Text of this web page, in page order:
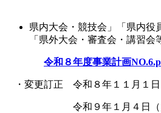
県内大会・競技会」「県内役
「県外大会・審査会
令和８年度事業計画
・変更訂正 令和８年１１月１日
令和９年１月４日（月